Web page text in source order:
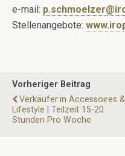
e-mail:
Stellenangebote:
Vorheriger Beitrag
Verkäufer:in Accessoires &
Lifestyle | Teilzeit 15-20
Stunden Pro Woche